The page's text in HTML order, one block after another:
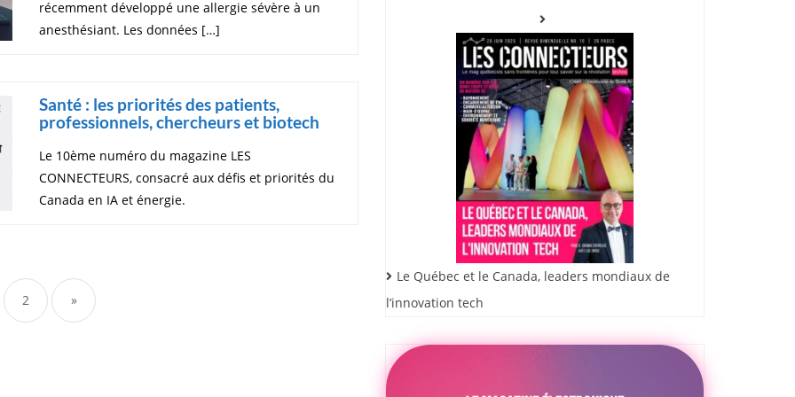
récemment développé une allergie sévère à un
anesthésiant. Les données […]
Santé : les priorités des patients,
professionnels, chercheurs et biotech
Le 10ème numéro du magazine LES
CONNECTEURS, consacré aux défis et priorités du
Canada en IA et énergie.
2 »
Le Québec et le Canada, leaders mondiaux de
l’innovation tech